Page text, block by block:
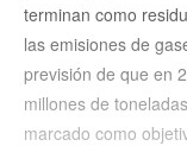
terminan como
las emisiones de
previsión de que en
millones de
marcado como